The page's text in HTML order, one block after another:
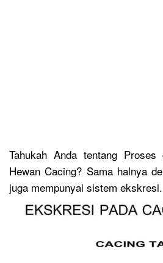
Tahukah Anda tentang
Hewan Cacing? Sama halnya
juga mempunyai sistem ekskresi.